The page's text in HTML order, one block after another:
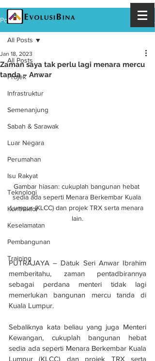
Post
All Posts
Projek
Infrastruktur
Semenanjung
Sabah & Sarawak
Luar Negara
Perumahan
Isu Rakyat
Teknologi
Kontraktor
Keselamatan
Pembangunan
Training
All Posts
Zaman saya tak perlu lagi menara mercu
tanda – Anwar
Jan 18, 2023
Gambar hiasan: cukuplah bangunan hebat
sedia ada seperti Menara Berkembar Kuala
Lumpur (KLCC) dan projek TRX serta menara
lain.
PUTRAJAYA – Datuk Seri Anwar Ibrahim
memberitahu, zaman pentadbirannya
sebagai perdana menteri tidak lagi
memerlukan bangunan mercu tanda di
Kuala Lumpur.
Sebaliknya kata beliau yang juga Menteri
Kewangan, cukuplah bangunan hebat
sedia ada seperti Menara Berkembar Kuala
Lumpur (KLCC) dan projek TRX serta